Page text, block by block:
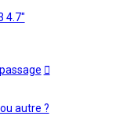
4.7"
autre ?